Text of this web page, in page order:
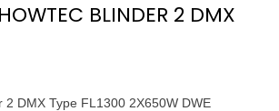
BLINDER 2 DMX
2 DMX Type FL1300 2X650W DWE